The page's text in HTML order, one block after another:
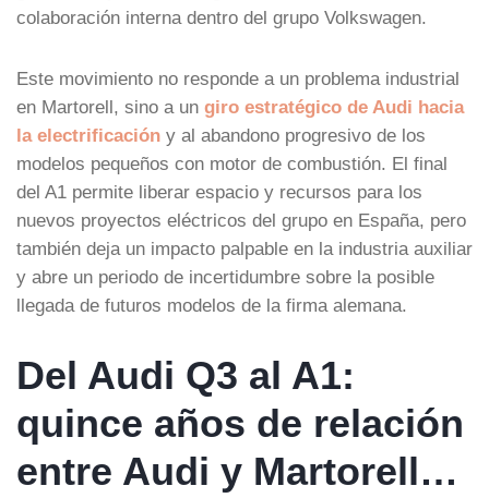
colaboración interna dentro del grupo Volkswagen.
Este movimiento no responde a un problema industrial
en Martorell, sino a un giro estratégico de Audi hacia
la electrificación y al abandono progresivo de los
modelos pequeños con motor de combustión. El final
del A1 permite liberar espacio y recursos para los
nuevos proyectos eléctricos del grupo en España, pero
también deja un impacto palpable en la industria auxiliar
y abre un periodo de incertidumbre sobre la posible
llegada de futuros modelos de la firma alemana.
Del Audi Q3 al A1:
quince años de relación
entre Audi y Martorell…